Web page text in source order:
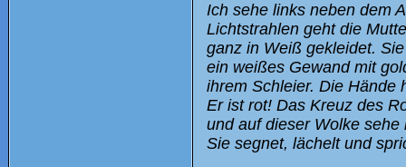
Ich sehe links neben dem
Lichtstrahlen geht die
ganz in Weiß gekleidet.
ein weißes Gewand mit
ihrem Schleier. Die Hände
Er ist rot! Das Kreuz des
und auf dieser Wolke
Sie segnet, lächelt und